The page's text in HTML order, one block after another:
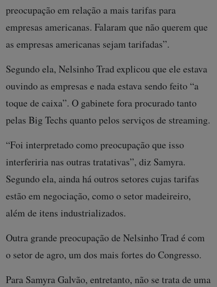
preocupação em relação a mais tarifas para
empresas americanas. Falaram que não querem que
as empresas americanas sejam tarifadas”.
Segundo ela, Nelsinho Trad explicou que ele estava
ouvindo as empresas e nada estava sendo feito “a
toque de caixa”. O gabinete fora procurado tanto
pelas Big Techs quanto pelos serviços de streaming.
“Foi interpretado como preocupação que isso
interferiria nas outras tratativas”, diz Samyra.
Segundo ela, ainda há outros setores cujas tarifas
estão em negociação, como o setor madeireiro,
além de itens industrializados.
Outra grande preocupação de Nelsinho Trad é com
o setor de agro, um dos mais fortes do Congresso.
Para Samyra Galvão, entretanto, não se trata de uma